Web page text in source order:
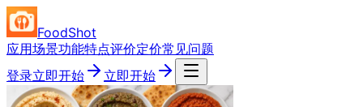
FoodShot
应用场景功能特点评价定价常见问题
登录立即开始 立即开始